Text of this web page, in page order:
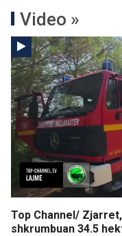
Video »
Top Channel/
shkrumbuan 34.5